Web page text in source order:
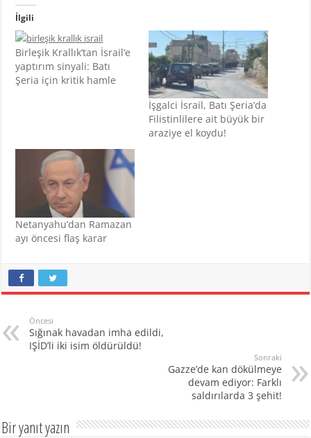
İlgili
Birleşik Krallık’tan İsrail’e
yaptırım sinyali: Batı
Şeria için kritik hamle
İşgalci İsrail, Batı Şeria’da
Filistinlilere ait büyük bir
araziye el koydu!
Netanyahu’dan Ramazan
ayı öncesi flaş karar
Öncesi
Sığınak havadan imha edildi,
IŞİD’li iki isim öldürüldü!
Sonraki
Gazze’de kan dökülmeye
devam ediyor: Farklı
saldırılarda 3 şehit!
Bir yanıt yazın